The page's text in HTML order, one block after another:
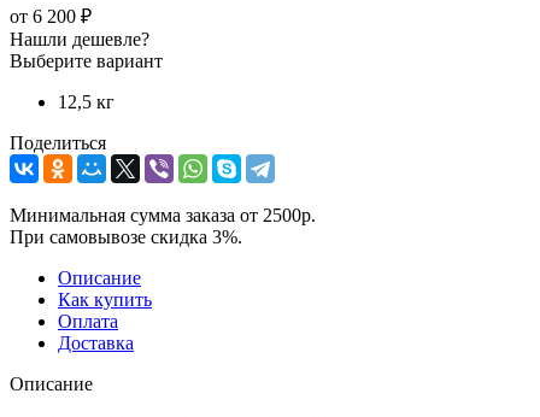
от 6 200 ₽
Нашли дешевле?
Выберите вариант
12,5 кг
Поделиться
Минимальная сумма заказа от 2500р.
При самовывозе скидка 3%.
Описание
Как купить
Оплата
Доставка
Описание